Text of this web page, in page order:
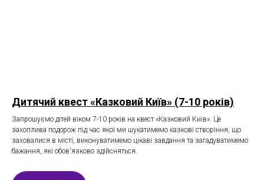
Дитячий квест «Казковий Київ» (7-10 років)
Запрошуємо дітей віком 7-10 років на квест «Казковий Київ». Це
захоплива подорож під час якої ми шукатимемо казкові створіння, що
заховалися в місті, виконуватимемо цікаві завдання та загадуватимемо
бажання, які обов'язково здійсняться.